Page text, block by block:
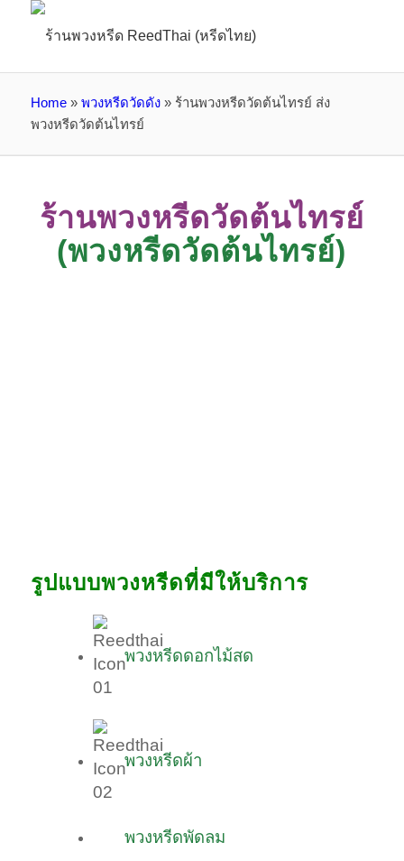
Home» พวงหรีดวัดดัง» ร้านพวงหรีดวัดต้นไทรย์ ส่ง
พวงหรีดวัดต้นไทรย์
ร้านพวงหรีดวัดต้นไทรย์
(พวงหรีดวัดต้นไทรย์)
รูปแบบพวงหรีดที่มีให้บริการ
พวงหรีดดอกไม้สด
พวงหรีดผ้า
พวงหรีดพัดลม